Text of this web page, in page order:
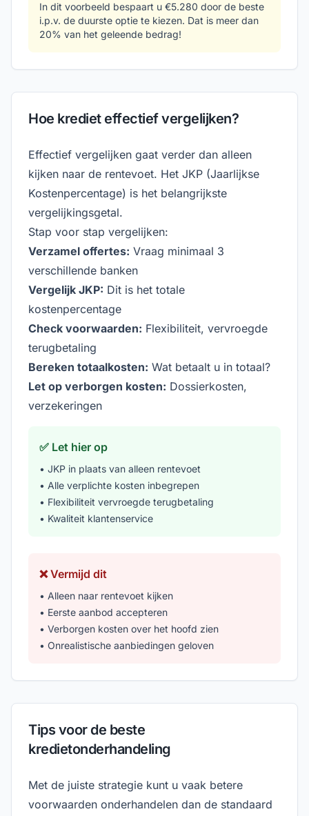
In dit voorbeeld bespaart u €5.280 door de beste
i.p.v. de duurste optie te kiezen. Dat is meer dan
20% van het geleende bedrag!
Hoe krediet effectief vergelijken?
Effectief vergelijken gaat verder dan alleen
kijken naar de rentevoet. Het JKP (Jaarlijkse
Kostenpercentage) is het belangrijkste
vergelijkingsgetal.
Stap voor stap vergelijken:
Verzamel offertes: Vraag minimaal 3
verschillende banken
Vergelijk JKP: Dit is het totale
kostenpercentage
Check voorwaarden: Flexibiliteit, vervroegde
terugbetaling
Bereken totaalkosten: Wat betaalt u in totaal?
Let op verborgen kosten: Dossierkosten,
verzekeringen
✅ Let hier op
• JKP in plaats van alleen rentevoet
• Alle verplichte kosten inbegrepen
• Flexibiliteit vervroegde terugbetaling
• Kwaliteit klantenservice
❌ Vermijd dit
• Alleen naar rentevoet kijken
• Eerste aanbod accepteren
• Verborgen kosten over het hoofd zien
• Onrealistische aanbiedingen geloven
Tips voor de beste
kredietonderhandeling
Met de juiste strategie kunt u vaak betere
voorwaarden onderhandelen dan de standaard